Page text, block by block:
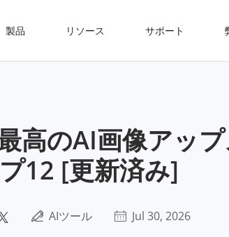
製品 リソース サポート
高のAI画像アッ
12 [更新済み]
AIツール Jul 30, 2026